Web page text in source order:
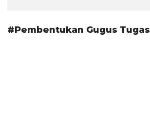
#Pembentukan Gugus Tugas